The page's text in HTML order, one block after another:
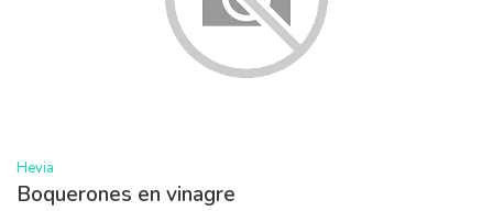
Hevia
Boquerones en vinagre